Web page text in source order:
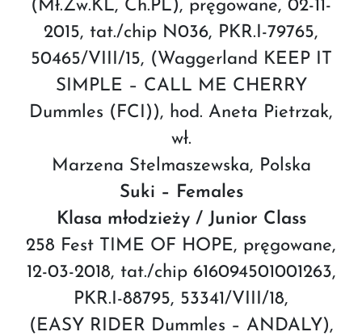
(Mł.Zw.KL, Ch.PL), pręgowane, 02-11-
2015, tat./chip N036, PKR.I-79765,
50465/VIII/15, (Waggerland KEEP IT
SIMPLE – CALL ME CHERRY
Dummles (FCI)), hod. Aneta Pietrzak,
wł.
Marzena Stelmaszewska, Polska
Suki – Females
Klasa młodzieży / Junior Class
258 Fest TIME OF HOPE, pręgowane,
12-03-2018, tat./chip 616094501001263,
PKR.I-88795, 53341/VIII/18,
(EASY RIDER Dummles – ANDALY),